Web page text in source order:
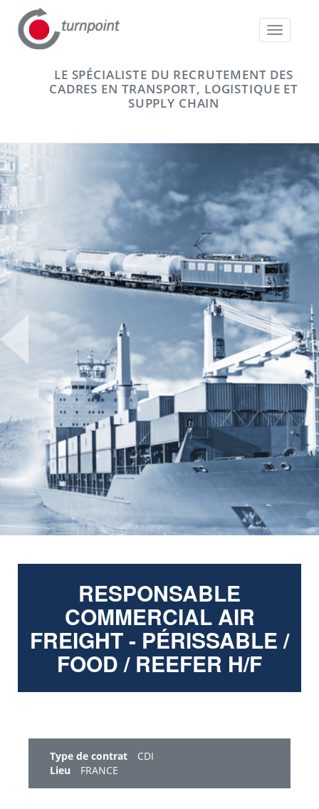
LE SPÉCIALISTE DU RECRUTEMENT DES
CADRES EN TRANSPORT, LOGISTIQUE ET
SUPPLY CHAIN
Toggle
Previous Next
RESPONSABLE
COMMERCIAL AIR
FREIGHT - PÉRISSABLE /
FOOD / REEFER H/F
Type de contrat
CDI
Lieu
FRANCE